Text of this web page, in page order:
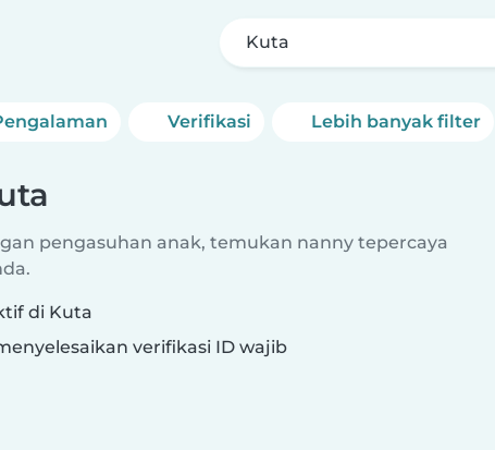
Kuta
Verifikasi Lebih banyak filter
pengasuhan anak, temukan nanny tepercaya
di Kuta
verifikasi ID wajib